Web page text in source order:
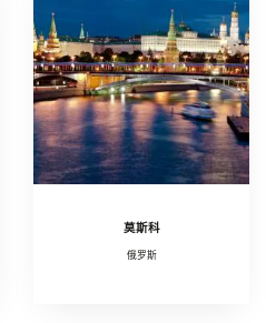
莫斯科
俄罗斯